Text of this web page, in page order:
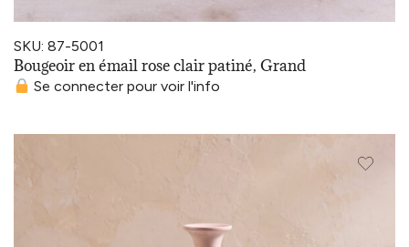
SKU: 87-5001
Bougeoir en émail rose clair patiné, Grand
Se connecter pour voir l'info